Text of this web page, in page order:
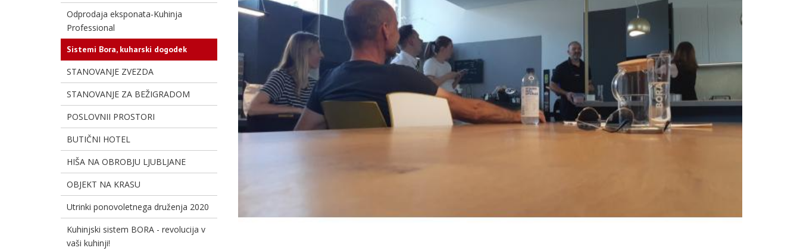
Odprodaja eksponata-Kuhinja
Professional
Sistemi Bora, kuharski dogodek
STANOVANJE ZVEZDA
STANOVANJE ZA BEŽIGRADOM
POSLOVNII PROSTORI
BUTIČNI HOTEL
HIŠA NA OBROBJU LJUBLJANE
OBJEKT NA KRASU
Utrinki ponovoletnega druženja 2020
Kuhinjski sistem BORA - revolucija v
vaši kuhinji!